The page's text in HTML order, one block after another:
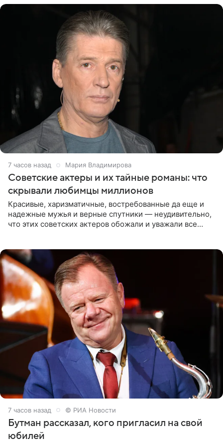
7 часов назад Мария Владимирова
Советские актеры и их тайные романы: что
скрывали любимцы миллионов
Красивые, харизматичные, востребованные да еще и
надежные мужья и верные спутники — неудивительно,
что этих советских актеров обожали и уважали все
7 часов назад © РИА Новости
Бутман рассказал, кого пригласил на свой
юбилей